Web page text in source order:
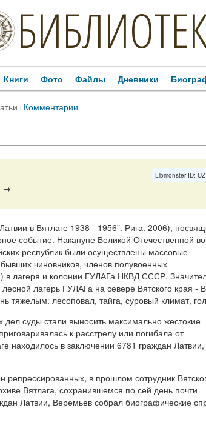
Книги Фото Файлы Дневники
· Комментарии
Libmonster ID:
→
в Вятлаге 1938 - 1956". Рига. 2006),
событие. Накануне Великой Отечественной
республик были осуществлены массовые
чиновников, членов полувоенных
в лагеря и колонии ГУЛАГа НКВД СССР.
лагерь ГУЛАГа на севере Вятского края -
лесоповал, тайга, суровый климат,
суды стали выносить максимально жестокие
к расстрелу или погибала от
находилось в заключении 6781 граждан Латвии,
репрессированных, в прошлом сотрудник
Вятлага, сохранившемся по сей день почти
Латвии, Веремьев собрал биографические